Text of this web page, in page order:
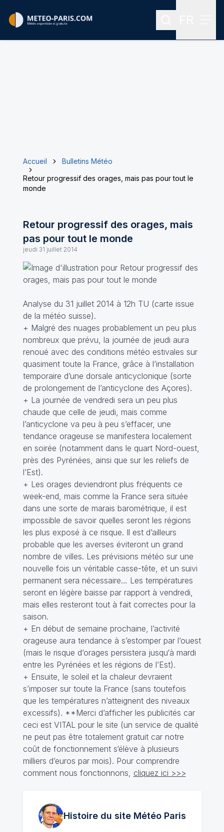
Rechercher
Accueil
Bulletins Météo
Retour progressif des orages, mais pas pour tout le
monde
Retour progressif des orages, mais
pas pour tout le monde
jeudi 31 juillet 2014
Analyse du 31 juillet 2014 à 12h TU (carte issue
de la météo suisse).
+ Malgré des nuages probablement un peu plus
nombreux que prévu, la journée de jeudi aura
renoué avec des conditions météo estivales sur
quasiment toute la France, grâce à l’installation
temporaire d’une dorsale anticyclonique (sorte
de prolongement de l’anticyclone des Açores).
+ La journée de vendredi sera un peu plus
chaude que celle de jeudi, mais comme
l’anticyclone va peu à peu s’effacer, une
tendance orageuse se manifestera localement
en soirée (notamment dans le quart Nord-ouest,
près des Pyrénées, ainsi que sur les reliefs de
l’Est).
+ Les orages deviendront plus fréquents ce
week-end, mais comme la France sera située
dans une sorte de marais barométrique, il est
impossible de savoir quelles seront les régions
les plus exposé à ce risque. Il est d’ailleurs
probable que les averses éviteront un grand
nombre de villes. Les prévisions météo sur une
nouvelle fois un véritable casse-tête, et un suivi
permanent sera nécessaire… Les températures
seront en légère baisse par rapport à vendredi,
mais elles resteront tout à fait correctes pour la
saison.
+ En début de semaine prochaine, l’activité
orageuse aura tendance à s’estomper par l’ouest
(mais le risque d’orages persistera jusqu‘à mardi
entre les Pyrénées et les régions de l’Est).
+ Ensuite, le soleil et la chaleur devraient
s’imposer sur toute la France (sans toutefois
que les températures n’atteignent des niveaux
excessifs). **Merci d’afficher les publicités car
ceci est VITAL pour le site (un service de qualité
ne peut pas être totalement gratuit car notre
coût de fonctionnement s‘élève à plusieurs
milliers d’euros par mois). Pour comprendre
comment nous fonctionnons, cliquez ici >>>
Histoire du site MétéoParis